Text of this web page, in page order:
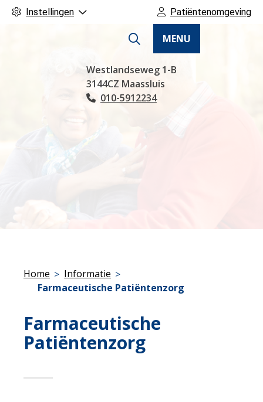
Instellingen Patiëntenomgeving
Hoofdmenu
MENU
Westlandseweg 1-B
3144CZ Maassluis
Tel:
010-5912234
Home
Informatie
Farmaceutische Patiëntenzorg
Farmaceutische
Patiëntenzorg